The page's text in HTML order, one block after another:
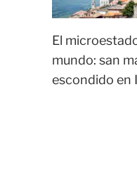
El
mundo: san
escondido en